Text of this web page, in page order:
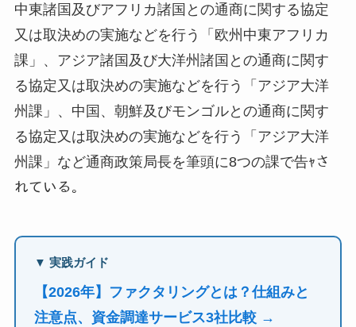
中東諸国及びアフリカ諸国との通商に関する協定
又は取決めの実施などを行う「欧州中東アフリカ
課」、アジア諸国及び大洋州諸国との通商に関す
る協定又は取決めの実施などを行う「アジア大洋
州課」、中国、朝鮮及びモンゴルとの通商に関す
る協定又は取決めの実施などを行う「アジア大洋
州課」など通商政策局長を筆頭に8つの課で告ｬさ
れている。
▼ 実践ガイド
【2026年】ファクタリングとは？仕組みと
注意点、資金調達サービス3社比較 →